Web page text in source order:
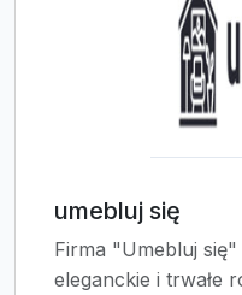
umebluj się
Firma "Umebluj
eleganckie i trwałe